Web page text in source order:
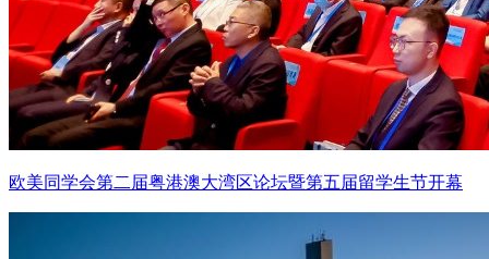
欧美同学会第二届粤港澳大湾区论坛暨第五届留学生节开幕